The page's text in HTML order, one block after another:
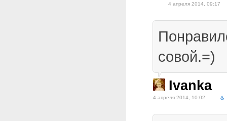
4 апреля 2014, 09:17
совой.=)
Ivanka
4 апреля 2014, 10:02